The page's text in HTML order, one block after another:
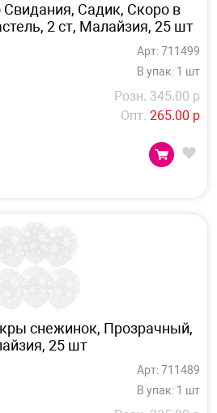
Садик, Скоро в
2 ст, Малайзия, 25 шт
Арт: 711499
В упак: 1 шт
Розн. 345.00 р
Опт. 265.00 р
снежинок, Прозрачный,
25 шт
Арт: 711489
В упак: 1 шт